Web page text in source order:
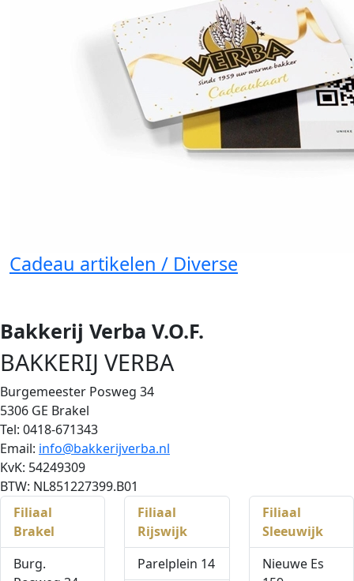
Cadeau artikelen / Diverse
Bakkerij Verba V.O.F.
BAKKERIJ VERBA
Burgemeester Posweg 34
5306 GE Brakel
Tel: 0418-671343
Email: info@bakkerijverba.nl
KvK: 54249309
BTW: NL851227399.B01
Filiaal
Brakel
Burg.
Filiaal
Rijswijk
Parelplein 14
Filiaal
Sleeuwijk
Nieuwe Es